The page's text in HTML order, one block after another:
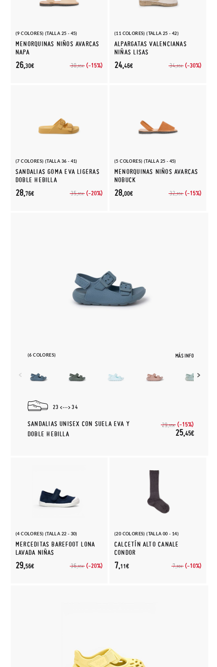
(9 COLORES) (TALLA 25 - 45)
MENORQUINAS NIÑOS AVARCAS
NAPA
30,95€ (-15%)
26,30€
(11 COLORES) (TALLA 25 - 42)
ALPARGATAS VALENCIANAS
NIÑAS LISAS
34,95€ (-30%)
24,46€
(7 COLORES) (TALLA 36 - 41)
SANDALIAS GOMA EVA LIGERAS
DOBLE HEBILLA
35,95€ (-20%)
28,76€
(5 COLORES) (TALLA 25 - 45)
MENORQUINAS NIÑOS AVARCAS
NOBUCK
32,95€ (-15%)
28,00€
(6 COLORES) MÁS INFO
23 34
SANDALIAS UNISEX CON SUELA EVA Y
DOBLE HEBILLA
29,95€ (-15%)
25,45€
(4 COLORES) (TALLA 22 - 30)
MERCEDITAS BAREFOOT LONA
LAVADA NIÑAS
36,95€ (-20%)
29,56€
(20 COLORES) (TALLA 00 - 14)
CALCETÍN ALTO CANALE
CONDOR
7,90€ (-10%)
7,11€